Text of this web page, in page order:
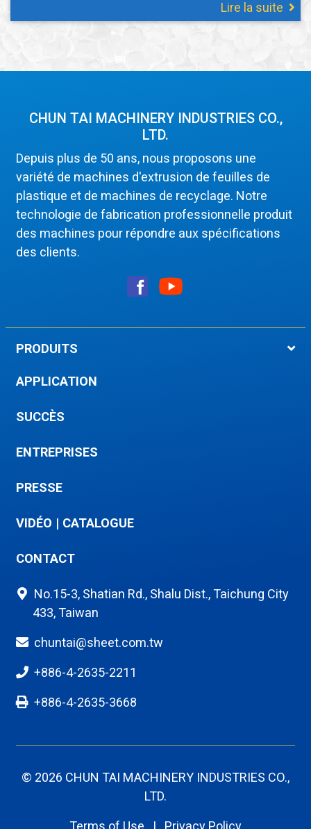
Lire la suite
CHUN TAI MACHINERY INDUSTRIES CO.,
LTD.
Depuis plus de 50 ans, nous proposons une
variété de machines d'extrusion de feuilles de
plastique et de machines de recyclage. Notre
technologie de fabrication professionnelle produit
des machines pour répondre aux spécifications
des clients.
PRODUITS
APPLICATION
SUCCÈS
ENTREPRISES
PRESSE
VIDÉO | CATALOGUE
CONTACT
No.15-3, Shatian Rd., Shalu Dist., Taichung City
433, Taiwan
chuntai@sheet.com.tw
+886-4-2635-2211
+886-4-2635-3668
© 2026 CHUN TAI MACHINERY INDUSTRIES CO.,
LTD.